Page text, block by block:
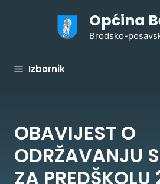
Općina
Brodsko-
Izbornik
OBAVIJEST O
ODRŽAVANJU
ZA PREDŠKOLU